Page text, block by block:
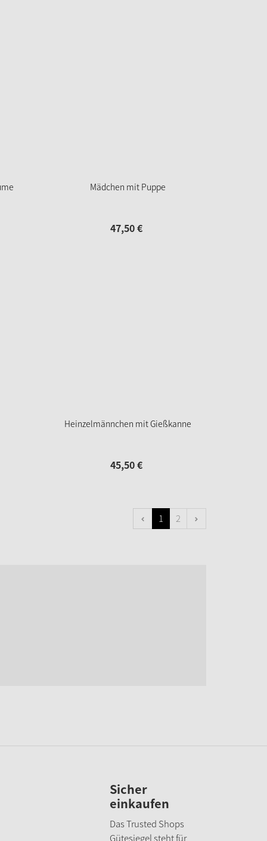
Mädchen mit Puppe
47,50€
Heinzelmännchen mit Gießkanne
45,50€
1 2
Sicher
einkaufen
Das Trusted Shops
Gütesiegel steht für